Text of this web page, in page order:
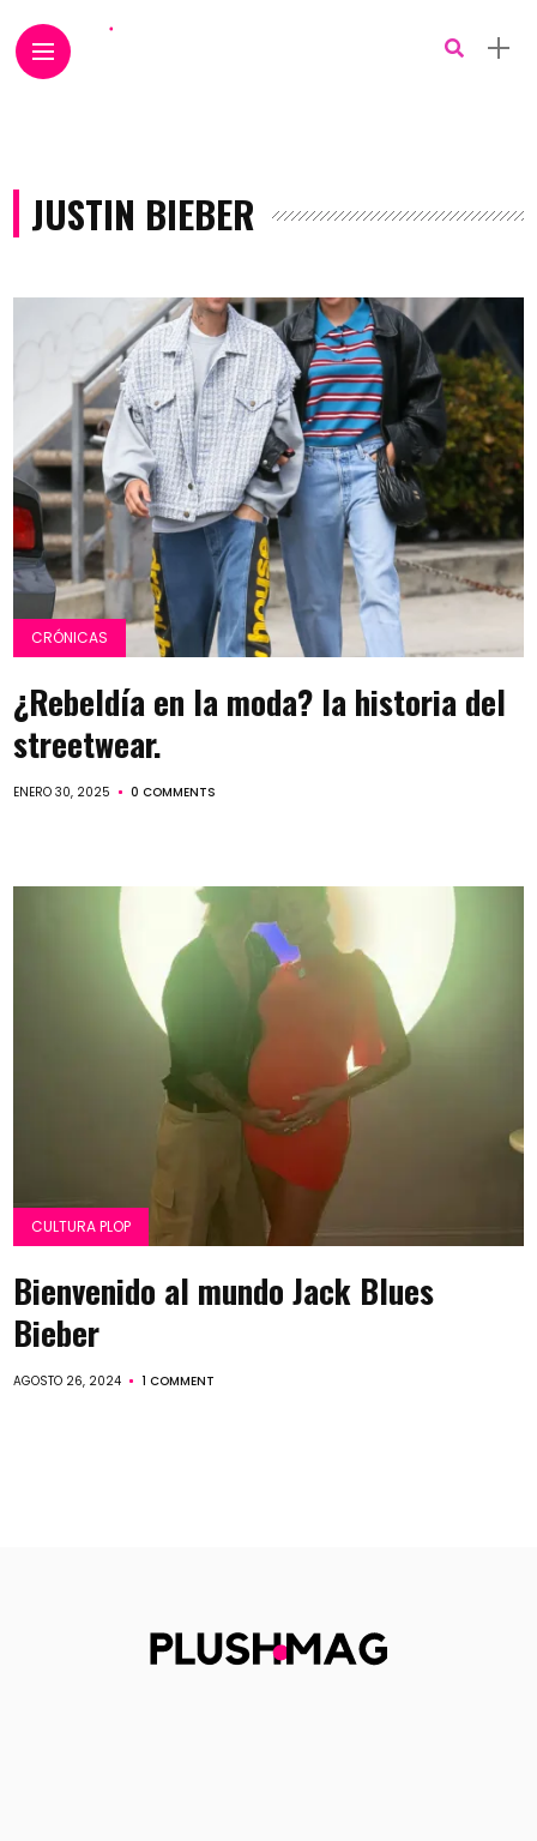
JUSTIN BIEBER
CRÓNICAS
¿Rebeldía en la moda? la historia del
streetwear.
ENERO 30, 2025 0 COMMENTS
CULTURA PLOP
Bienvenido al mundo Jack Blues
Bieber
AGOSTO 26, 2024 1 COMMENT